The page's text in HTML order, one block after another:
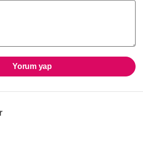
Yorum yap